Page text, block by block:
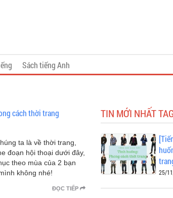
Sách tiếng Anh
cách thời trang
ta là về thời trang,
đoạn hội thoại dưới đây,
theo mùa của 2 bạn
không nhé!
ĐỌC TIẾP
TIN MỚI NHẤT
25/